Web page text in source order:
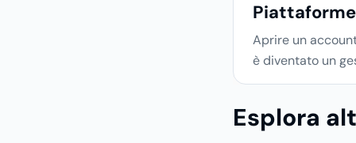
Piattaforme
online: cosa
controllare
di iscriversi
tempo reale
Aprire un
è diventato un
automatico. Si
password, si
Esplora